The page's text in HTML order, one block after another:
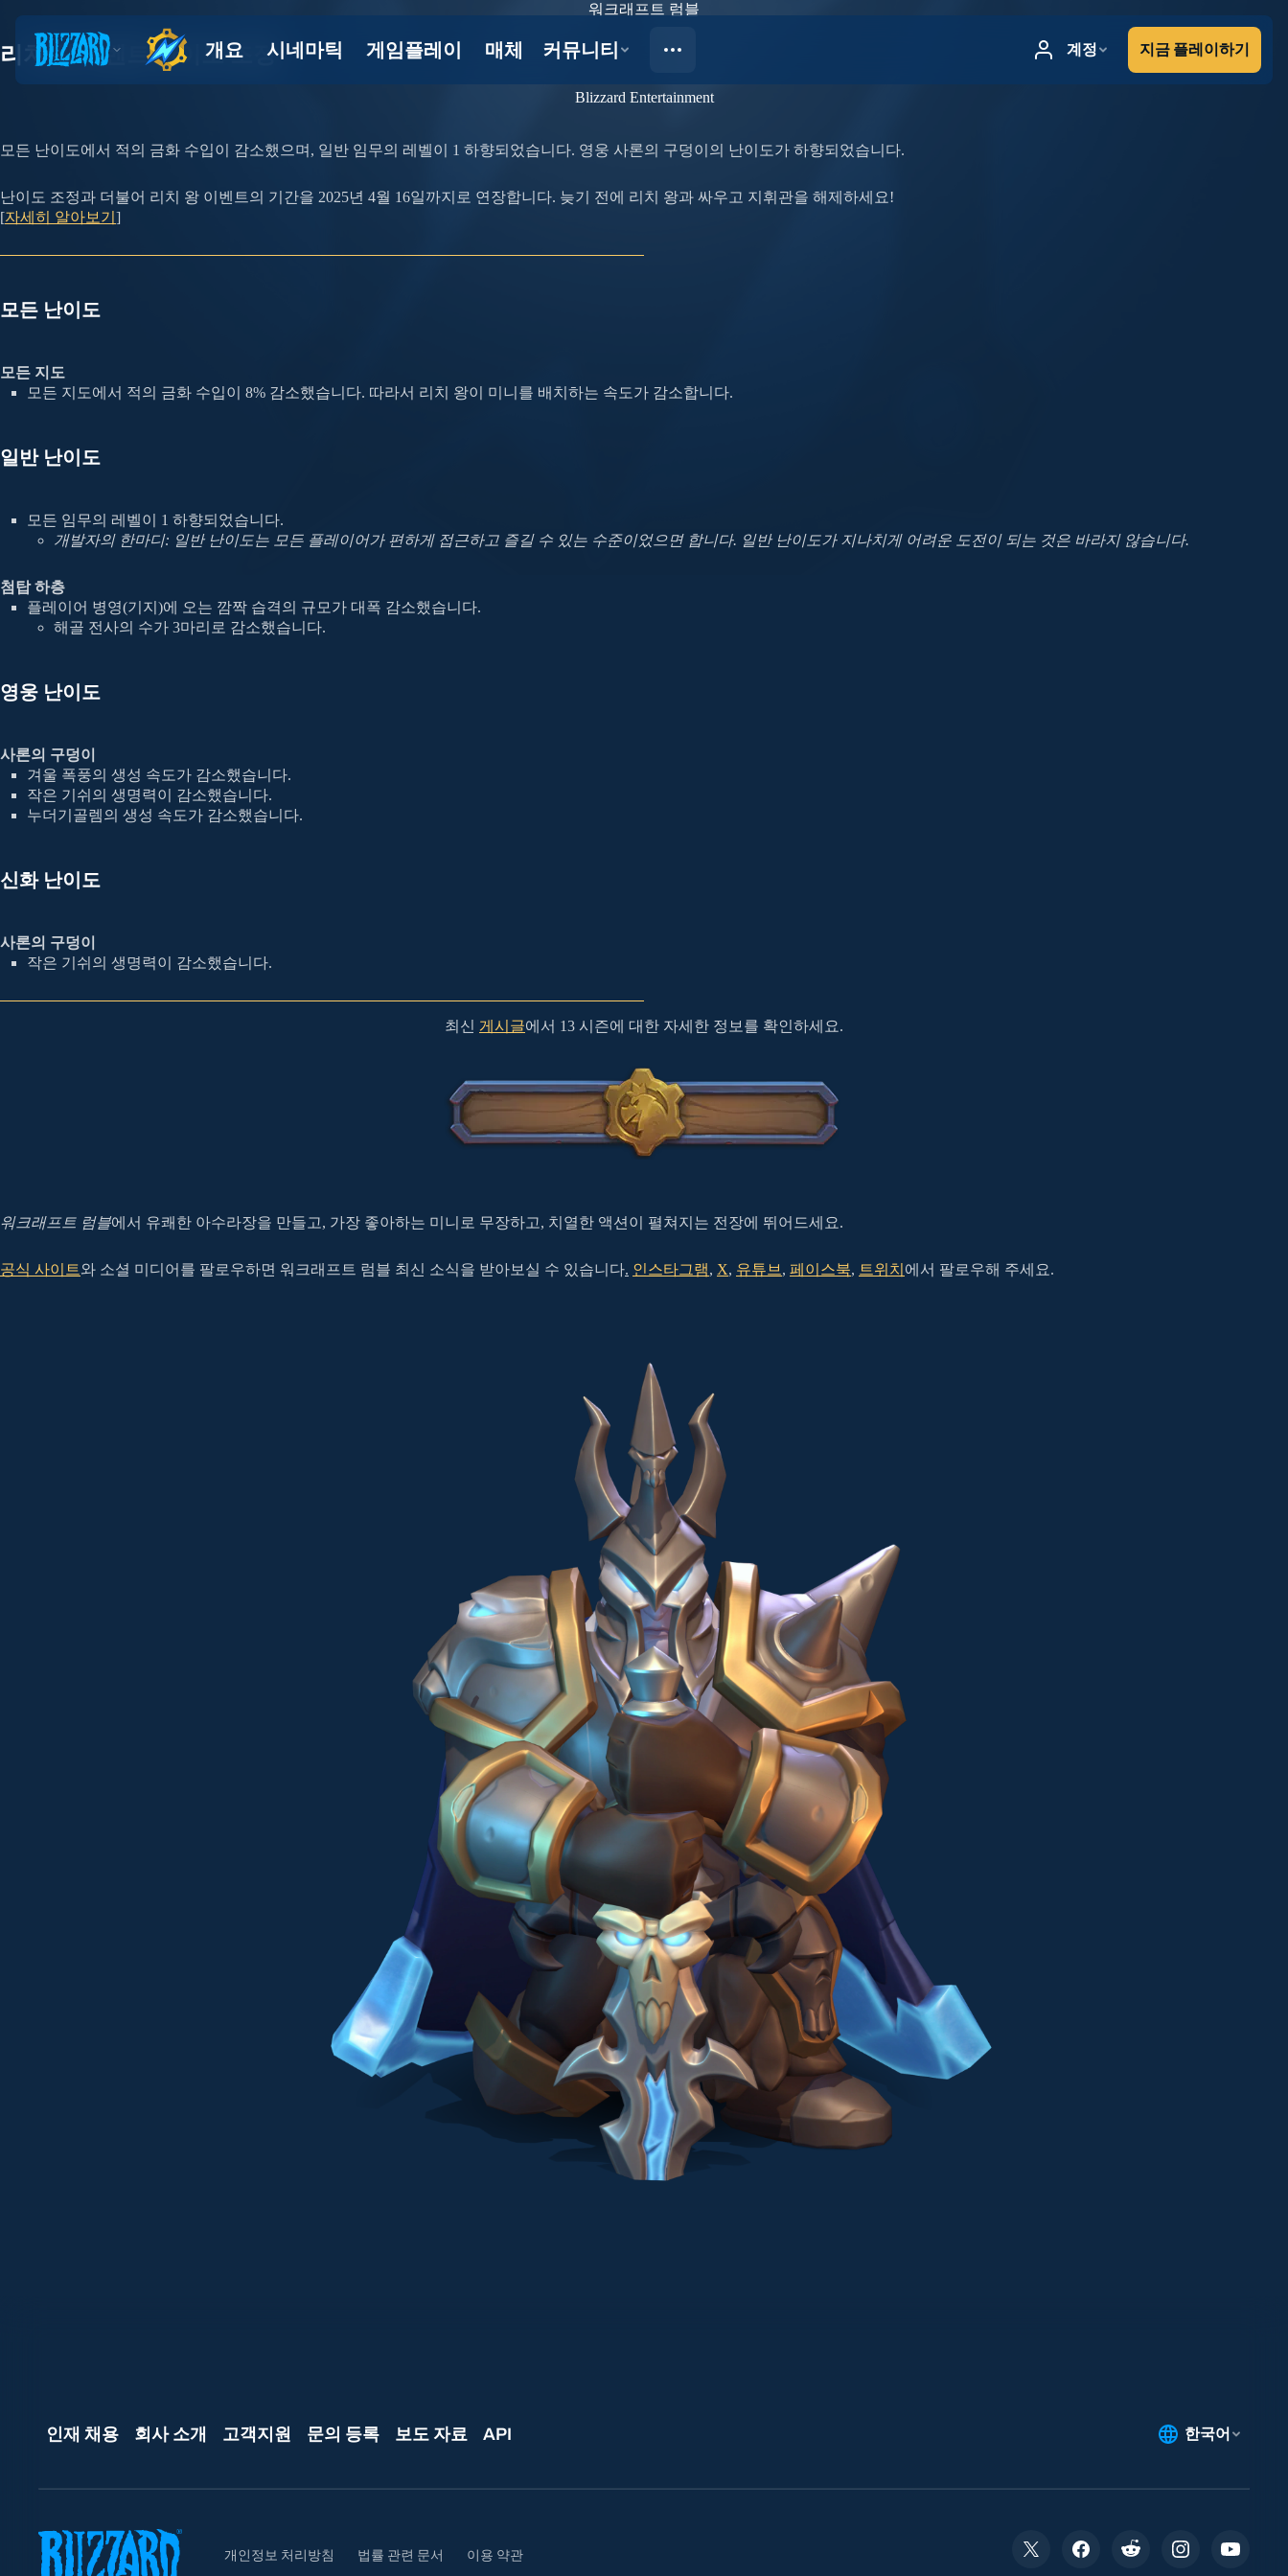
워크래프트 럼블
리치 왕 이벤트 난이도 조정
Blizzard Entertainment
모든 난이도에서 적의 금화 수입이 감소했으며, 일반 임무의 레벨이 1 하향되었습니다. 영웅 사론의 구덩이의 난이도가 하향되었습니다.
난이도 조정과 더불어 리치 왕 이벤트의 기간을 2025년 4월 16일까지로 연장합니다. 늦기 전에 리치 왕과 싸우고 지휘관을 해제하세요!
[자세히 알아보기 ]
모든 난이도
모든 지도
모든 지도에서 적의 금화 수입이 8% 감소했습니다. 따라서 리치 왕이 미니를 배치하는 속도가 감소합니다.
일반 난이도
모든 임무의 레벨이 1 하향되었습니다.
개발자의 한마디: 일반 난이도는 모든 플레이어가 편하게 접근하고 즐길 수 있는 수준이었으면 합니다. 일반 난이도가 지나치게 어려운 도전이 되는 것은 바라지 않습니다.
첨탑 하층
플레이어 병영(기지)에 오는 깜짝 습격의 규모가 대폭 감소했습니다.
해골 전사의 수가 3마리로 감소했습니다.
영웅 난이도
사론의 구덩이
겨울 폭풍의 생성 속도가 감소했습니다.
작은 기쉬의 생명력이 감소했습니다.
누더기골렘의 생성 속도가 감소했습니다.
신화 난이도
사론의 구덩이
작은 기쉬의 생명력이 감소했습니다.
최신 게시글에서 13 시즌에 대한 자세한 정보를 확인하세요.
워크래프트 럼블에서 유쾌한 아수라장을 만들고, 가장 좋아하는 미니로 무장하고, 치열한 액션이 펼쳐지는 전장에 뛰어드세요.
공식 사이트와 소셜 미디어를 팔로우하면 워크래프트 럼블 최신 소식을 받아보실 수 있습니다. 인스타그램, X, 유튜브 , 페이스북, 트위치 에서 팔로우해 주세요.